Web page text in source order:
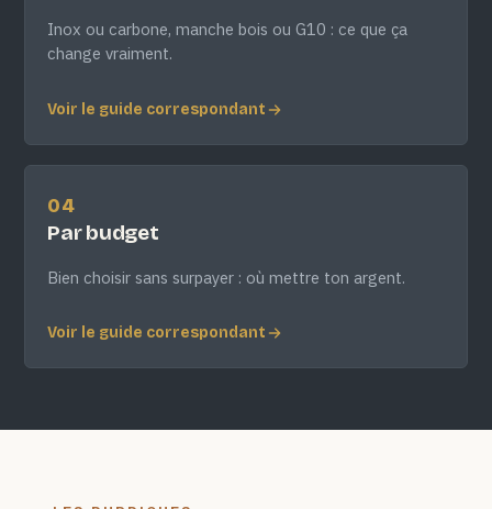
Inox ou carbone, manche bois ou G10 : ce que ça
change vraiment.
Voir le guide correspondant
04
Par budget
Bien choisir sans surpayer : où mettre ton argent.
Voir le guide correspondant